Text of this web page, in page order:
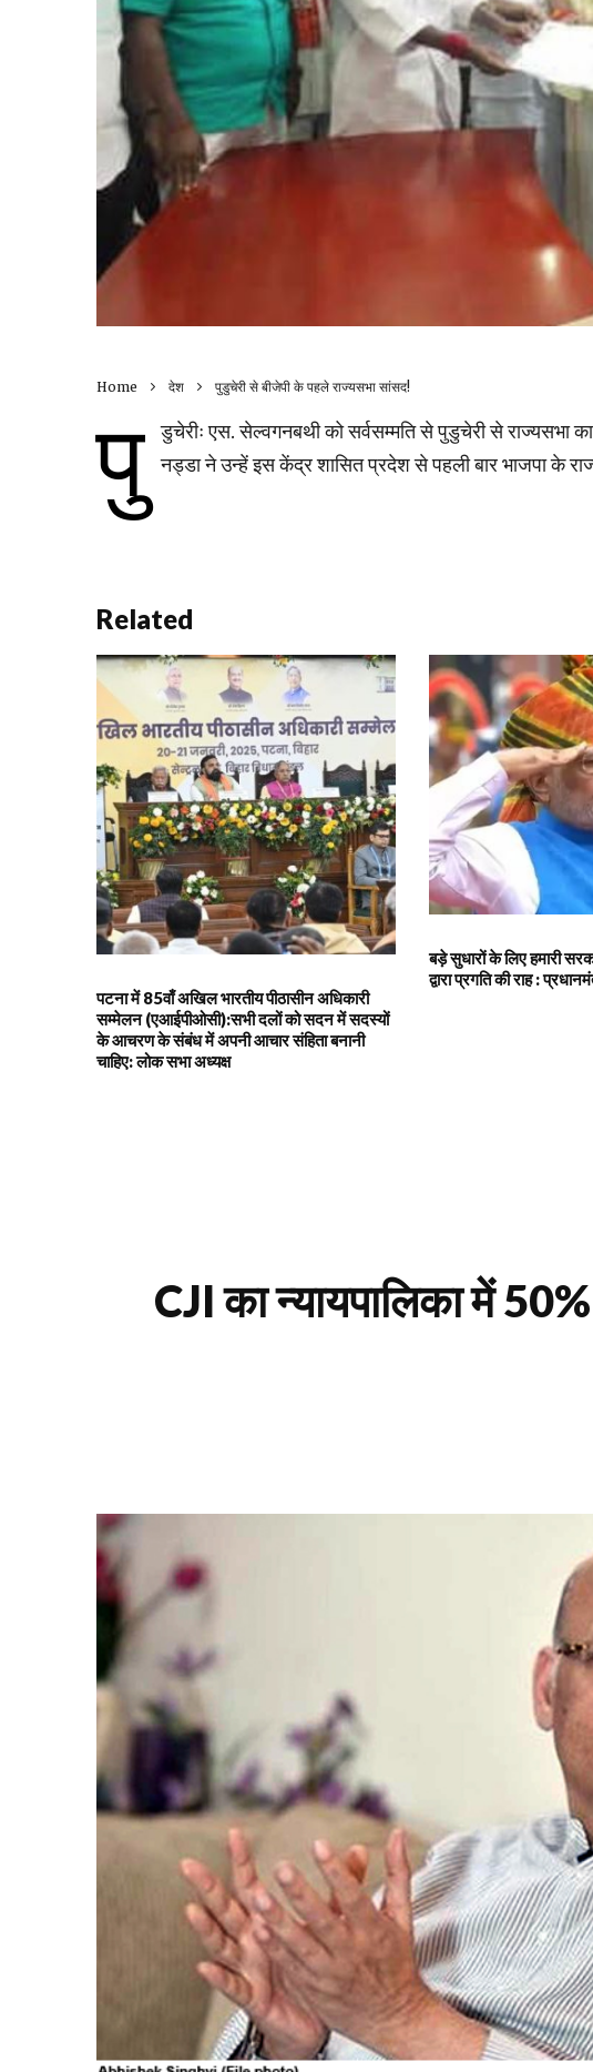
Home देश पुडुचेरी से बीजेपी के पहले राज्यसभा सांसद!
पु
डुचेरीः एस. सेल्वगनबथी को सर्वसम्मति से पुडुचेरी से राज्यसभा
नड्डा ने उन्हें इस केंद्र शासित प्रदेश से पहली बार भाजपा के
Related
पटना में 85वाँ अखिल भारतीय पीठासीन अधिकारी
सम्मेलन (एआईपीओसी):सभी दलों को सदन में सदस्यों
के आचरण के संबंध में अपनी आचार संहिता बनानी
चाहिए: लोक सभा अध्यक्ष
बड़े सुधारों के लिए हमारी
द्वारा प्रगति की राह :
CJI का न्यायपालिका में